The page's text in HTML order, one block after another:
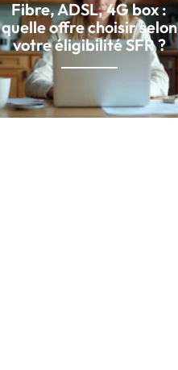
Fibre, ADSL, 4G box :
quelle offre choisir selon
votre éligibilité SFR ?